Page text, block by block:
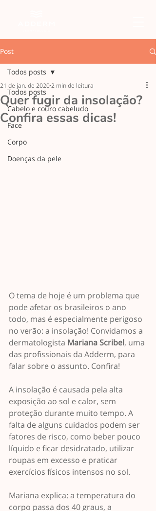
Post
Todos posts
Cabelo e couro cabeludo
Face
Corpo
Doenças da pele
Todos posts
Quer fugir da insolação?
Confira essas dicas!
21 de jan. de 20202 min de leitura
O tema de hoje é um problema que
pode afetar os brasileiros o ano
todo, mas é especialmente perigoso
no verão: a insolação! Convidamos a
dermatologista Mariana Scribel, uma
das profissionais da Adderm, para
falar sobre o assunto. Confira!
A insolação é causada pela alta
exposição ao sol e calor, sem
proteção durante muito tempo. A
falta de alguns cuidados podem ser
fatores de risco, como beber pouco
líquido e ficar desidratado, utilizar
roupas em excesso e praticar
exercícios físicos intensos no sol.
Mariana explica: a temperatura do
corpo passa dos 40 graus, a